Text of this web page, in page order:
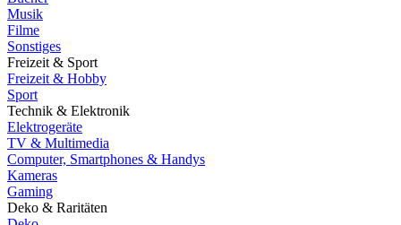
Musik
Filme
Sonstiges
Freizeit & Sport
Freizeit & Hobby
Sport
Technik & Elektronik
Elektrogeräte
TV & Multimedia
Computer, Smartphones & Handys
Kameras
Gaming
Deko & Raritäten